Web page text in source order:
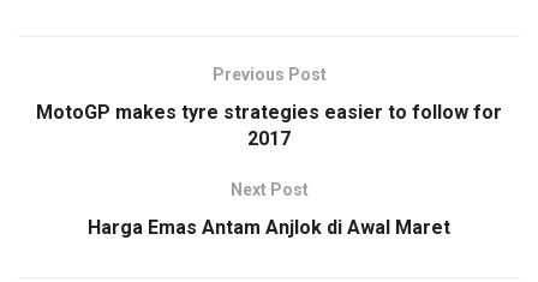
Previous Post
MotoGP makes tyre strategies easier to follow for
2017
Next Post
Harga Emas Antam Anjlok di Awal Maret